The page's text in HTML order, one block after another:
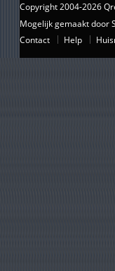
Copyright 2004-2026
Mogelijk gemaakt door
Contact
Help